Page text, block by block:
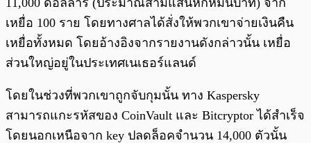
เหยื่อ 100 ราย โดยทางศาลได้สั่งให้พวกเขาจ่ายเงินคืน
เหยื่อทั้งหมด โดยอ้างอิงจากรายงานดังกล่าวนั้น เหยื่อ
ส่วนใหญ่อยู่ในประเทศเนเธอร์แลนด์
โดยในช่วงที่พวกเขาถูกจับกุมนั้น ทาง Kaspersky
สามารถแกะรหัสของ CoinVault และ Bitcryptor ได้สำเร็จ
โดยนอกเหนือจาก key ปลดล็อคจำนวน 14,000 ตัวนั้น